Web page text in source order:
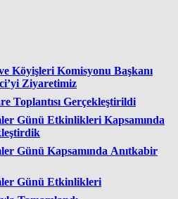
Köyişleri Komisyonu Başkanı
Ziyaretimiz
Toplantısı Gerçekleştirildi
Günü Etkinlikleri Kapsamında
Günü Kapsamında Anıtkabir
Günü Etkinlikleri